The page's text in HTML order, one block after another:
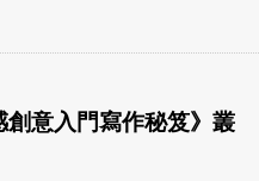
意入門寫作秘笈》叢